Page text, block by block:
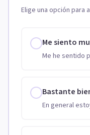
Elige una opción para
Me siento
Me he sentido
Bastante
En general